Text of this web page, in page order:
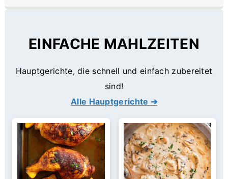
EINFACHE MAHLZEITEN
Hauptgerichte, die schnell und einfach zubereitet
sind!
Alle Hauptgerichte ➔